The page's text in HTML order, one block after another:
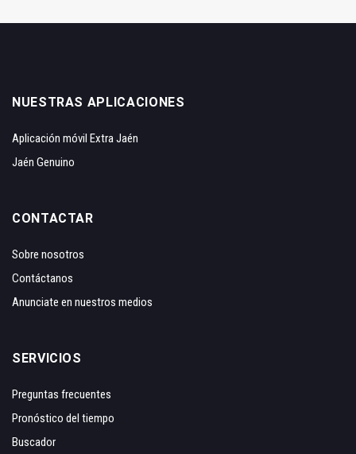
NUESTRAS APLICACIONES
Aplicación móvil Extra Jaén
Jaén Genuino
CONTACTAR
Sobre nosotros
Contáctanos
Anunciate en nuestros medios
SERVICIOS
Preguntas frecuentes
Pronóstico del tiempo
Buscador